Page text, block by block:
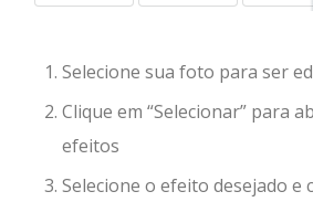
Selecione sua foto para ser
Clique em “Selecionar” para
efeitos
Selecione o efeito desejado e